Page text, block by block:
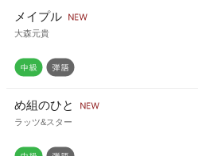
メイプル
大森元貴
め組のひと
ラッツ&スター